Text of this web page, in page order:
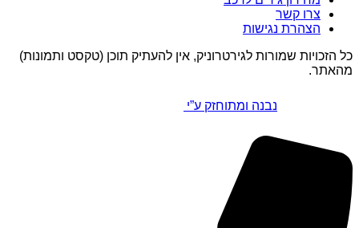
צרו קשר
הצהרת נגישות
כל הזכויות שמורות לגירטרוניק, אין להעתיק תוכן (טקסט ותמונות)
מהאתר.
נבנה ומתוחזק ע”י